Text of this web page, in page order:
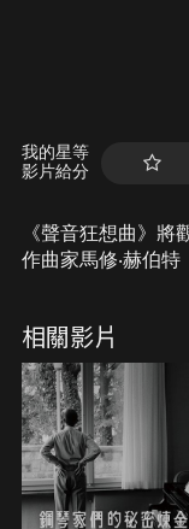
我的星等
影片給分
《聲音狂想曲》將
作曲家馬修‧赫伯
品。在電影中，觀
最尋常的聲響與噪
迷於聲音？又為何
式，是一場革命行
新理解音樂，也將
未想像過的方式。
相關影片